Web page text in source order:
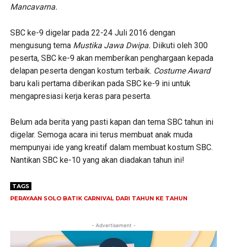
Mancavarna.
SBC ke-9 digelar pada 22-24 Juli 2016 dengan
mengusung tema Mustika Jawa Dwipa. Diikuti oleh 300
peserta, SBC ke-9 akan memberikan penghargaan kepada
delapan peserta dengan kostum terbaik. Costume Award
baru kali pertama diberikan pada SBC ke-9 ini untuk
mengapresiasi kerja keras para peserta.
Belum ada berita yang pasti kapan dan tema SBC tahun ini
digelar. Semoga acara ini terus membuat anak muda
mempunyai ide yang kreatif dalam membuat kostum SBC.
Nantikan SBC ke-10 yang akan diadakan tahun ini!
TAGS
PERAYAAN SOLO BATIK CARNIVAL DARI TAHUN KE TAHUN
- Advertisement -